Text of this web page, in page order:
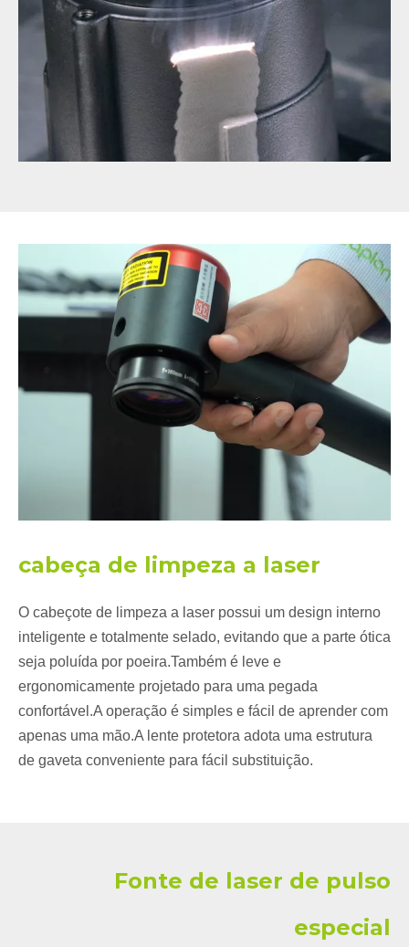
cabeça de limpeza a laser
O cabeçote de limpeza a laser possui um design interno
inteligente e totalmente selado, evitando que a parte ótica
seja poluída por poeira.Também é leve e
ergonomicamente projetado para uma pegada
confortável.A operação é simples e fácil de aprender com
apenas uma mão.A lente protetora adota uma estrutura
de gaveta conveniente para fácil substituição.
Fonte de laser de pulso
especial